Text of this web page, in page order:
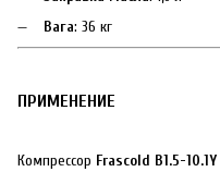
Вага: 36 кг
ПРИМЕНЕНИЕ
Компрессор Frascold B1.5-10.1Y